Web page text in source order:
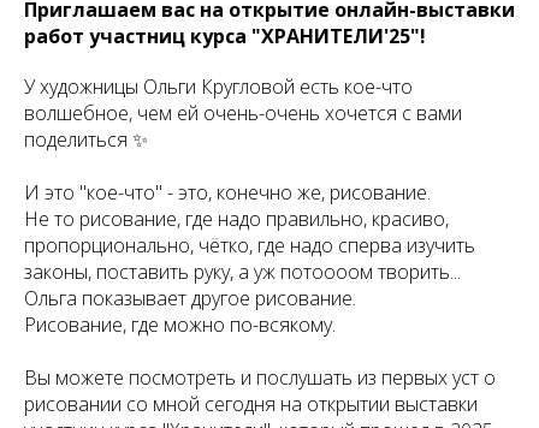
Приглашаем вас на открытие онлайн-выставки
работ участниц курса "ХРАНИТЕЛИ'25"!
У художницы Ольги Кругловой есть кое-что
волшебное, чем ей очень-очень хочется с вами
поделиться ✨
И это "кое-что" - это, конечно же, рисование.
Не то рисование, где надо правильно, красиво,
пропорционально, чётко, где надо сперва изучить
законы, поставить руку, а уж потоооом творить...
Ольга показывает другое рисование.
Рисование, где можно по-всякому.
Вы можете посмотреть и послушать из первых уст о
рисовании со мной сегодня на открытии выставки